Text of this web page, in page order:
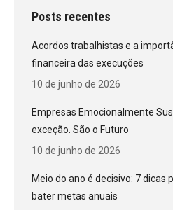
Posts recentes
Acordos trabalhistas e a
financeira das execuções
10 de junho de 2026
Empresas Emocionalmente
exceção. São o Futuro
10 de junho de 2026
Meio do ano é decisivo: 7 dicas
bater metas anuais